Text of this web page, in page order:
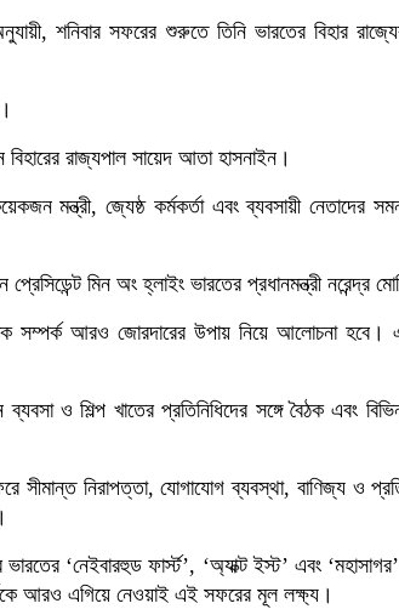
শনিবার সফরের শুরুতে তিনি ভারতের বিহার
বিহারের রাজ্যপাল সায়েদ আতা হাসনাইন।
মন্ত্রী, জ্যেষ্ঠ কর্মকর্তা এবং ব্যবসায়ী নেতাদের
মিন অং হ্লাইং ভারতের প্রধানমন্ত্রী নরেন্দ্র
সম্পর্ক আরও জোরদারের উপায় নিয়ে আলোচনা হবে।
ও শিল্প খাতের প্রতিনিধিদের সঙ্গে বৈঠক এবং
সীমান্ত নিরাপত্তা, যোগাযোগ ব্যবস্থা, বাণিজ্য ও
‘নেইবারহুড ফার্স্ট’, ‘অ্যাক্ট ইস্ট’ এবং
আরও এগিয়ে নেওয়াই এই সফরের মূল লক্ষ্য।